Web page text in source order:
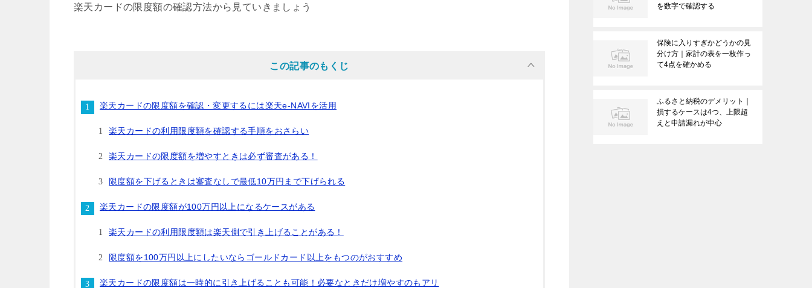
楽天カードの限度額の確認方法から見ていきましょう
この記事のもくじ
楽天カードの限度額を確認・変更するには楽天e-NAVIを活用
楽天カードの利用限度額を確認する手順をおさらい
楽天カードの限度額を増やすときは必ず審査がある！
限度額を下げるときは審査なしで最低10万円まで下げられる
楽天カードの限度額が100万円以上になるケースがある
楽天カードの利用限度額は楽天側で引き上げることがある！
限度額を100万円以上にしたいならゴールドカード以上をもつのがおすすめ
楽天カードの限度額は一時的に引き上げることも可能！必要なときだけ増やすのもアリ
を数字で確認する
保険に入りすぎかどうかの見
分け方｜家計の表を一枚作っ
て4点を確かめる
ふるさと納税のデメリット｜
損するケースは4つ、上限超
えと申請漏れが中心